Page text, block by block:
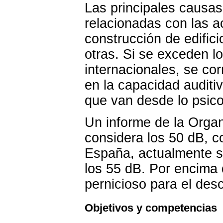
Las principales
relacionadas con las
construcción de
otras. Si se exceden
internacionales, se
en la capacidad
que van desde lo
Un informe de la
considera los 50 dB,
España, actualmente
los 55 dB. Por
pernicioso para el
Objetivos y competencias